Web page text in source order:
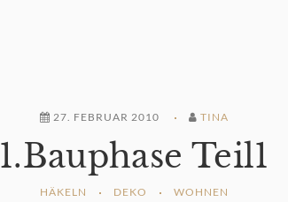
27. FEBRUAR 2010 TINA
1.Bauphase Teil1
HÄKELN DEKO WOHNEN